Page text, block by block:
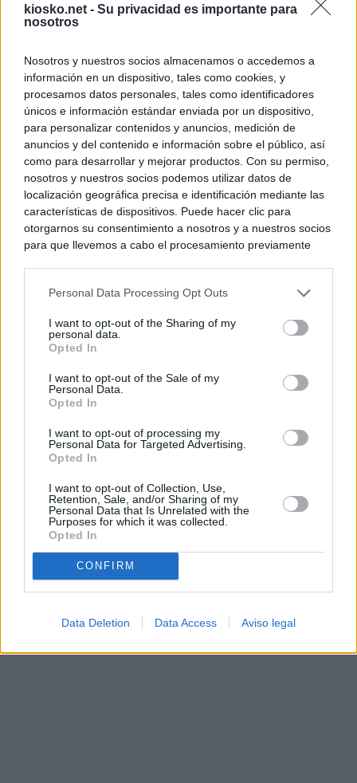
kiosko.net - Su privacidad es importante para
nosotros
Nosotros y nuestros socios almacenamos o accedemos a
información en un dispositivo, tales como cookies, y
procesamos datos personales, tales como identificadores
únicos e información estándar enviada por un dispositivo,
para personalizar contenidos y anuncios, medición de
anuncios y del contenido e información sobre el público, así
como para desarrollar y mejorar productos. Con su permiso,
nosotros y nuestros socios podemos utilizar datos de
localización geográfica precisa e identificación mediante las
características de dispositivos. Puede hacer clic para
otorgarnos su consentimiento a nosotros y a nuestros socios
para que llevemos a cabo el procesamiento previamente
negar su consentimiento. Tenga en cuenta que algún
de su consentimiento, pero usted tiene el derecho de
rechazar tal procesamiento. Sus preferencias se aplicarán
cualquier momento entrando de nuevo en este sitio web o
visitando nuestra política de privacidad.
Personal Data Processing Opt Outs
I want to opt-out of the Sharing of my
personal data.
Opted In
I want to opt-out of the Sale of my
Personal Data.
Opted In
I want to opt-out of processing my
Personal Data for Targeted Advertising.
Opted In
I want to opt-out of Collection, Use,
Retention, Sale, and/or Sharing of my
Personal Data that Is Unrelated with the
Purposes for which it was collected.
Opted In
CONFIRM
Data Deletion Data Access Aviso legal